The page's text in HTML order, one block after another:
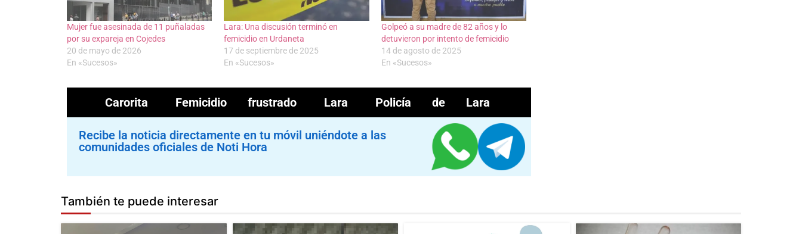
Mujer fue asesinada de 11 puñaladas
por su expareja en Cojedes
20 de mayo de 2026
En «Sucesos»
Lara: Una discusión terminó en
femicidio en Urdaneta
17 de septiembre de 2025
En «Sucesos»
Golpeó a su madre de 82 años y lo
detuvieron por intento de femicidio
14 de agosto de 2025
En «Sucesos»
Carorita Femicidio frustrado Lara Policía de Lara
Recibe la noticia directamente en tu móvil uniéndote a las
comunidades oficiales de Noti Hora
También te puede interesar